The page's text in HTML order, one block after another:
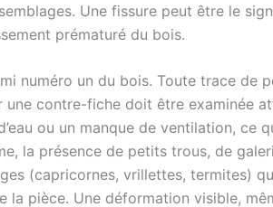
Une fissure peut être le
prématuré du bois.
numéro un du bois. Toute trace de
contre-fiche doit être examinée
ou un manque de ventilation, ce
la présence de petits trous, de
(capricornes, vrillettes, termites)
pièce. Une déformation visible,